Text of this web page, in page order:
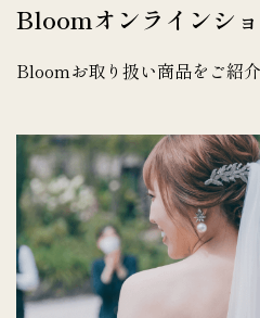
Bloomオンラインシ
Bloomお取り扱い商品をご紹介